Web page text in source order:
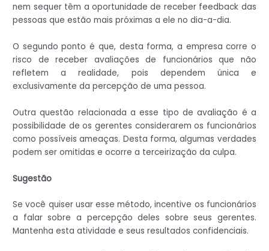
nem sequer têm a oportunidade de receber feedback das
pessoas que estão mais próximas a ele no dia-a-dia.
O segundo ponto é que, desta forma, a empresa corre o
risco de receber avaliações de funcionários que não
refletem a realidade, pois dependem única e
exclusivamente da percepção de uma pessoa.
Outra questão relacionada a esse tipo de avaliação é a
possibilidade de os gerentes considerarem os funcionários
como possíveis ameaças. Desta forma, algumas verdades
podem ser omitidas e ocorre a terceirização da culpa.
Sugestão
Se você quiser usar esse método, incentive os funcionários
a falar sobre a percepção deles sobre seus gerentes.
Mantenha esta atividade e seus resultados confidenciais.